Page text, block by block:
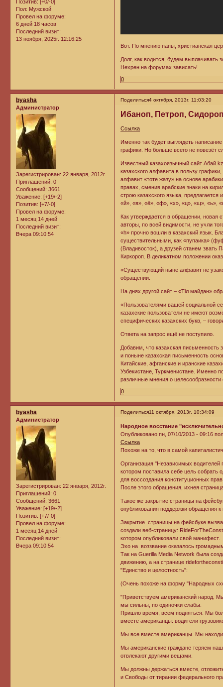
Позитив: [+0/-0]
Пол: Мужской
Провел на форуме:
6 дней 18 часов
Последний визит:
13 ноября, 2025г. 12:16:25
Вот. По мнению папы, христианская
Долг, как водится, будем выплачивать
Нехрен на форумах зависать!
0
Поделиться4 октября, 2013г. 11:03:20
byasha
Администратор
Зарегистрирован: 22 января, 2012г.
Приглашений: 0
Сообщений: 3661
Уважение: [+19/-2]
Позитив: [+7/-0]
Провел на форуме:
1 месяц 14 дней
Последний визит:
Вчера 09:10:54
Ибаноп, Петроп,
Ссылка
Именно так будет выглядеть
графики. Но больше всего не повезёт
Известный казахоязычный сайт
казахского алфавита в пользу
алфавит «тоте жазу» на основе
правах, сменив арабские знаки на
строю казахского языка,
«й», «в», «ё», «ф», «х», «ц», «щ», «ь»,
Как утверждается в обращении, новая
авторы, по всей видимости, не учли
«h» прочно вошли в казахский язык.
существительными, как «пупаика»
(Владивосток), а друзей станем звать
Киркороп. В деликатном положении
«Существующий ныне алфавит не
обращении.
На днях другой сайт – «Тiл майдан»
«Пользователями вашей социальной
казахские пользователи не имеют
специфических казахских букв, –
Ответа на запрос ещё не поступило.
Добавим, что казахская письменность
и поныне казахская письменность
Китайские, афганские и иранские
Узбекистане, Туркменистане. Именно
различные мнения о
0
Поделиться11 октября, 2013г. 10:34:09
byasha
Администратор
Зарегистрирован: 22 января, 2012г.
Приглашений: 0
Сообщений: 3661
Уважение: [+19/-2]
Позитив: [+7/-0]
Провел на форуме:
1 месяц 14 дней
Последний визит:
Вчера 09:10:54
Народное восстание
Опубликовано пн, 07/10/2013 - 09:16
Ссылка
Похоже на то, что в самой
Организация "Независимых водителей
котором поставила себе цель собрать
для воссоздания конституционных
После этого обращения, ихнея
Такое же закрытие страницы на
опубликования поддержки обращения
Закрытие страницы на фейсбуке
создали веб-страницу:
котором опубликовали свой манифест.
Эхо на воззвание оказалось
Так на Guerilla Media Network былa
движению, а на странице
"Единство и целостность":
(Очень похоже на форму "Народных
"Приветствуем американский народ.
мы сильны, по одиночки слабы.
Пришло время, всем подняться. Мы
вместе американцы: водители
Мы все вместе американцы. Мы
Мы американские граждане теряем
отвлекают другими вещами.
Мы должны держаться вместе,
и Свободы от тирании федерального